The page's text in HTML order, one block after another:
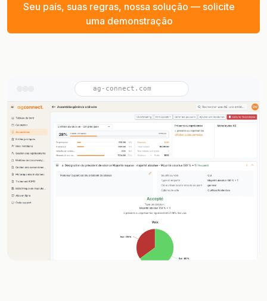
Seu país, suas regras, nossa solução — solicite
uma demonstração
ag-connect.com